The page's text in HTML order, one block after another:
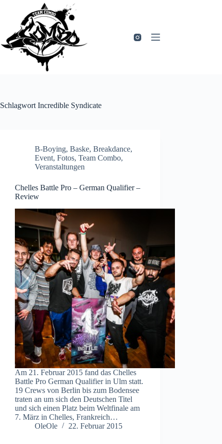
springen
Schlagwort Incredible Syndicate
B-Boying, Baske, Breakdance,
Event, Fotos, Team Combo,
Veranstaltungen
Chelles Battle Pro – German Qualifier –
Review
Am 21. Februar 2015 fand das Chelles
Battle Pro German Qualifier in Ulm statt.
19 Crews von Berlin bis zum Bodensee
traten an um sich den Deutschen Titel
und sich einen Platz beim Weltfinale am
7. März in Chelles, Frankreich…
OleOle
22. Februar 2015